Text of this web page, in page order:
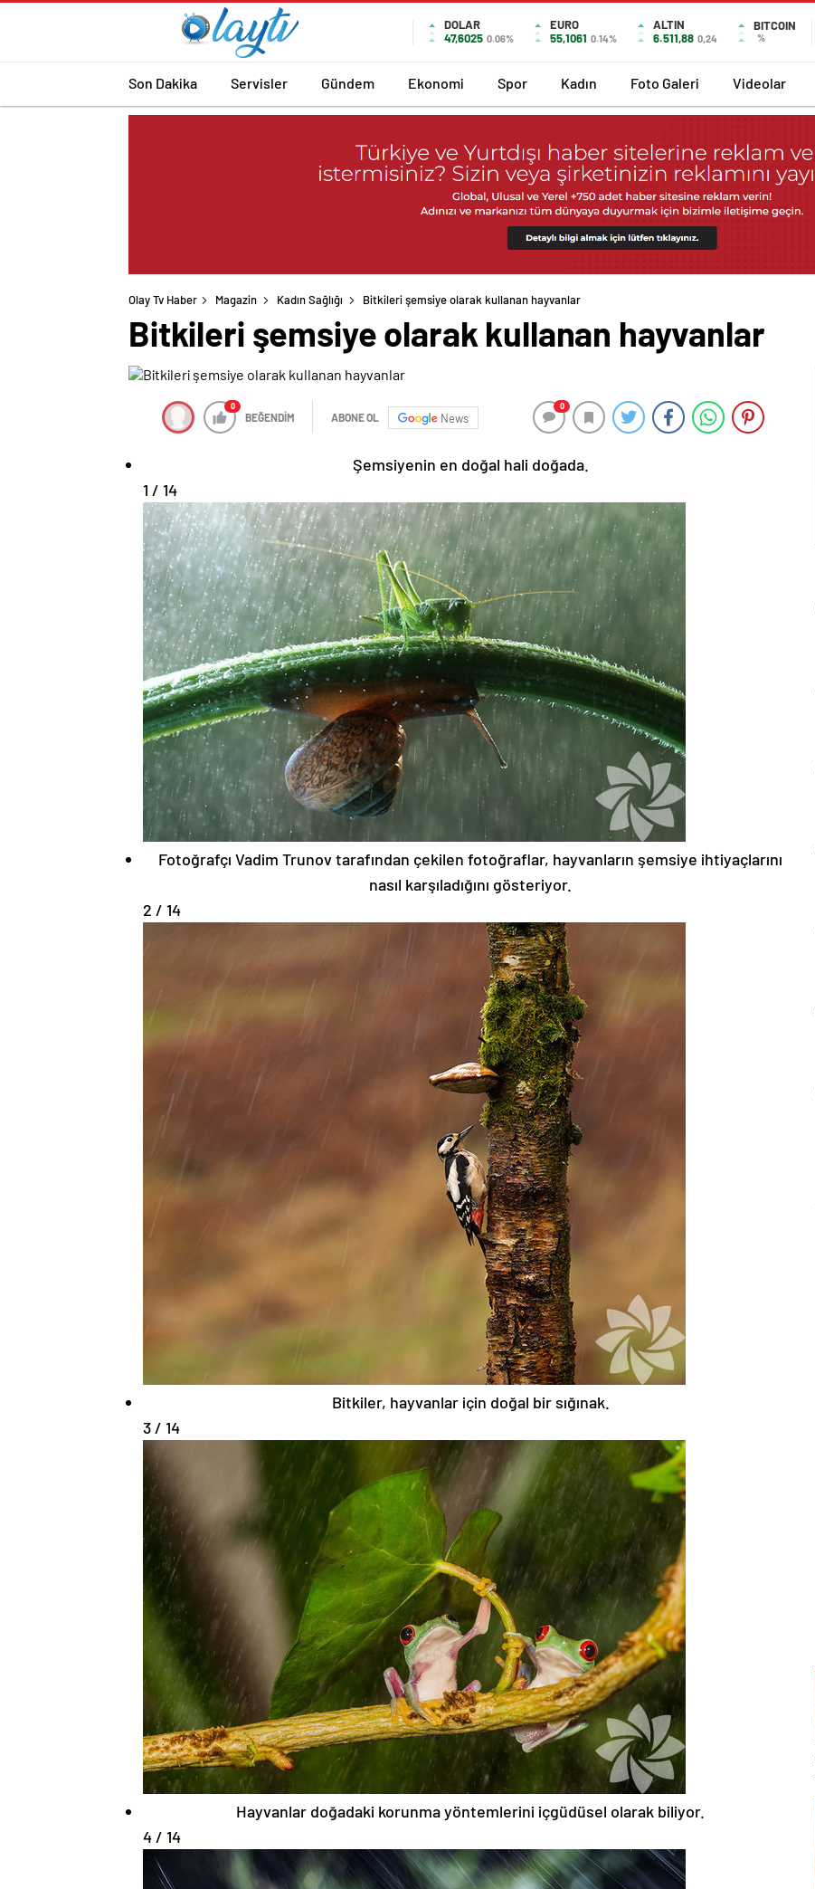
DOLAR
47,6025 0.06%
EURO
55,1061 0.14%
ALTIN
6.511,88 0,24
BITCOIN
%
Son Dakika Servisler Gündem Ekonomi Spor Kadın Foto Galeri Videolar
Olay Tv Haber Magazin Kadın Sağlığı Bitkileri şemsiye olarak kullanan hayvanlar
Bitkileri şemsiye olarak kullanan hayvanlar
0
BEĞENDİM ABONE OL News
0
Şemsiyenin en doğal hali doğada.
1 / 14
Fotoğrafçı Vadim Trunov tarafından çekilen fotoğraflar, hayvanların şemsiye ihtiyaçlarını
nasıl karşıladığını gösteriyor.
2 / 14
Bitkiler, hayvanlar için doğal bir sığınak.
3 / 14
Hayvanlar doğadaki korunma yöntemlerini içgüdüsel olarak biliyor.
4 / 14